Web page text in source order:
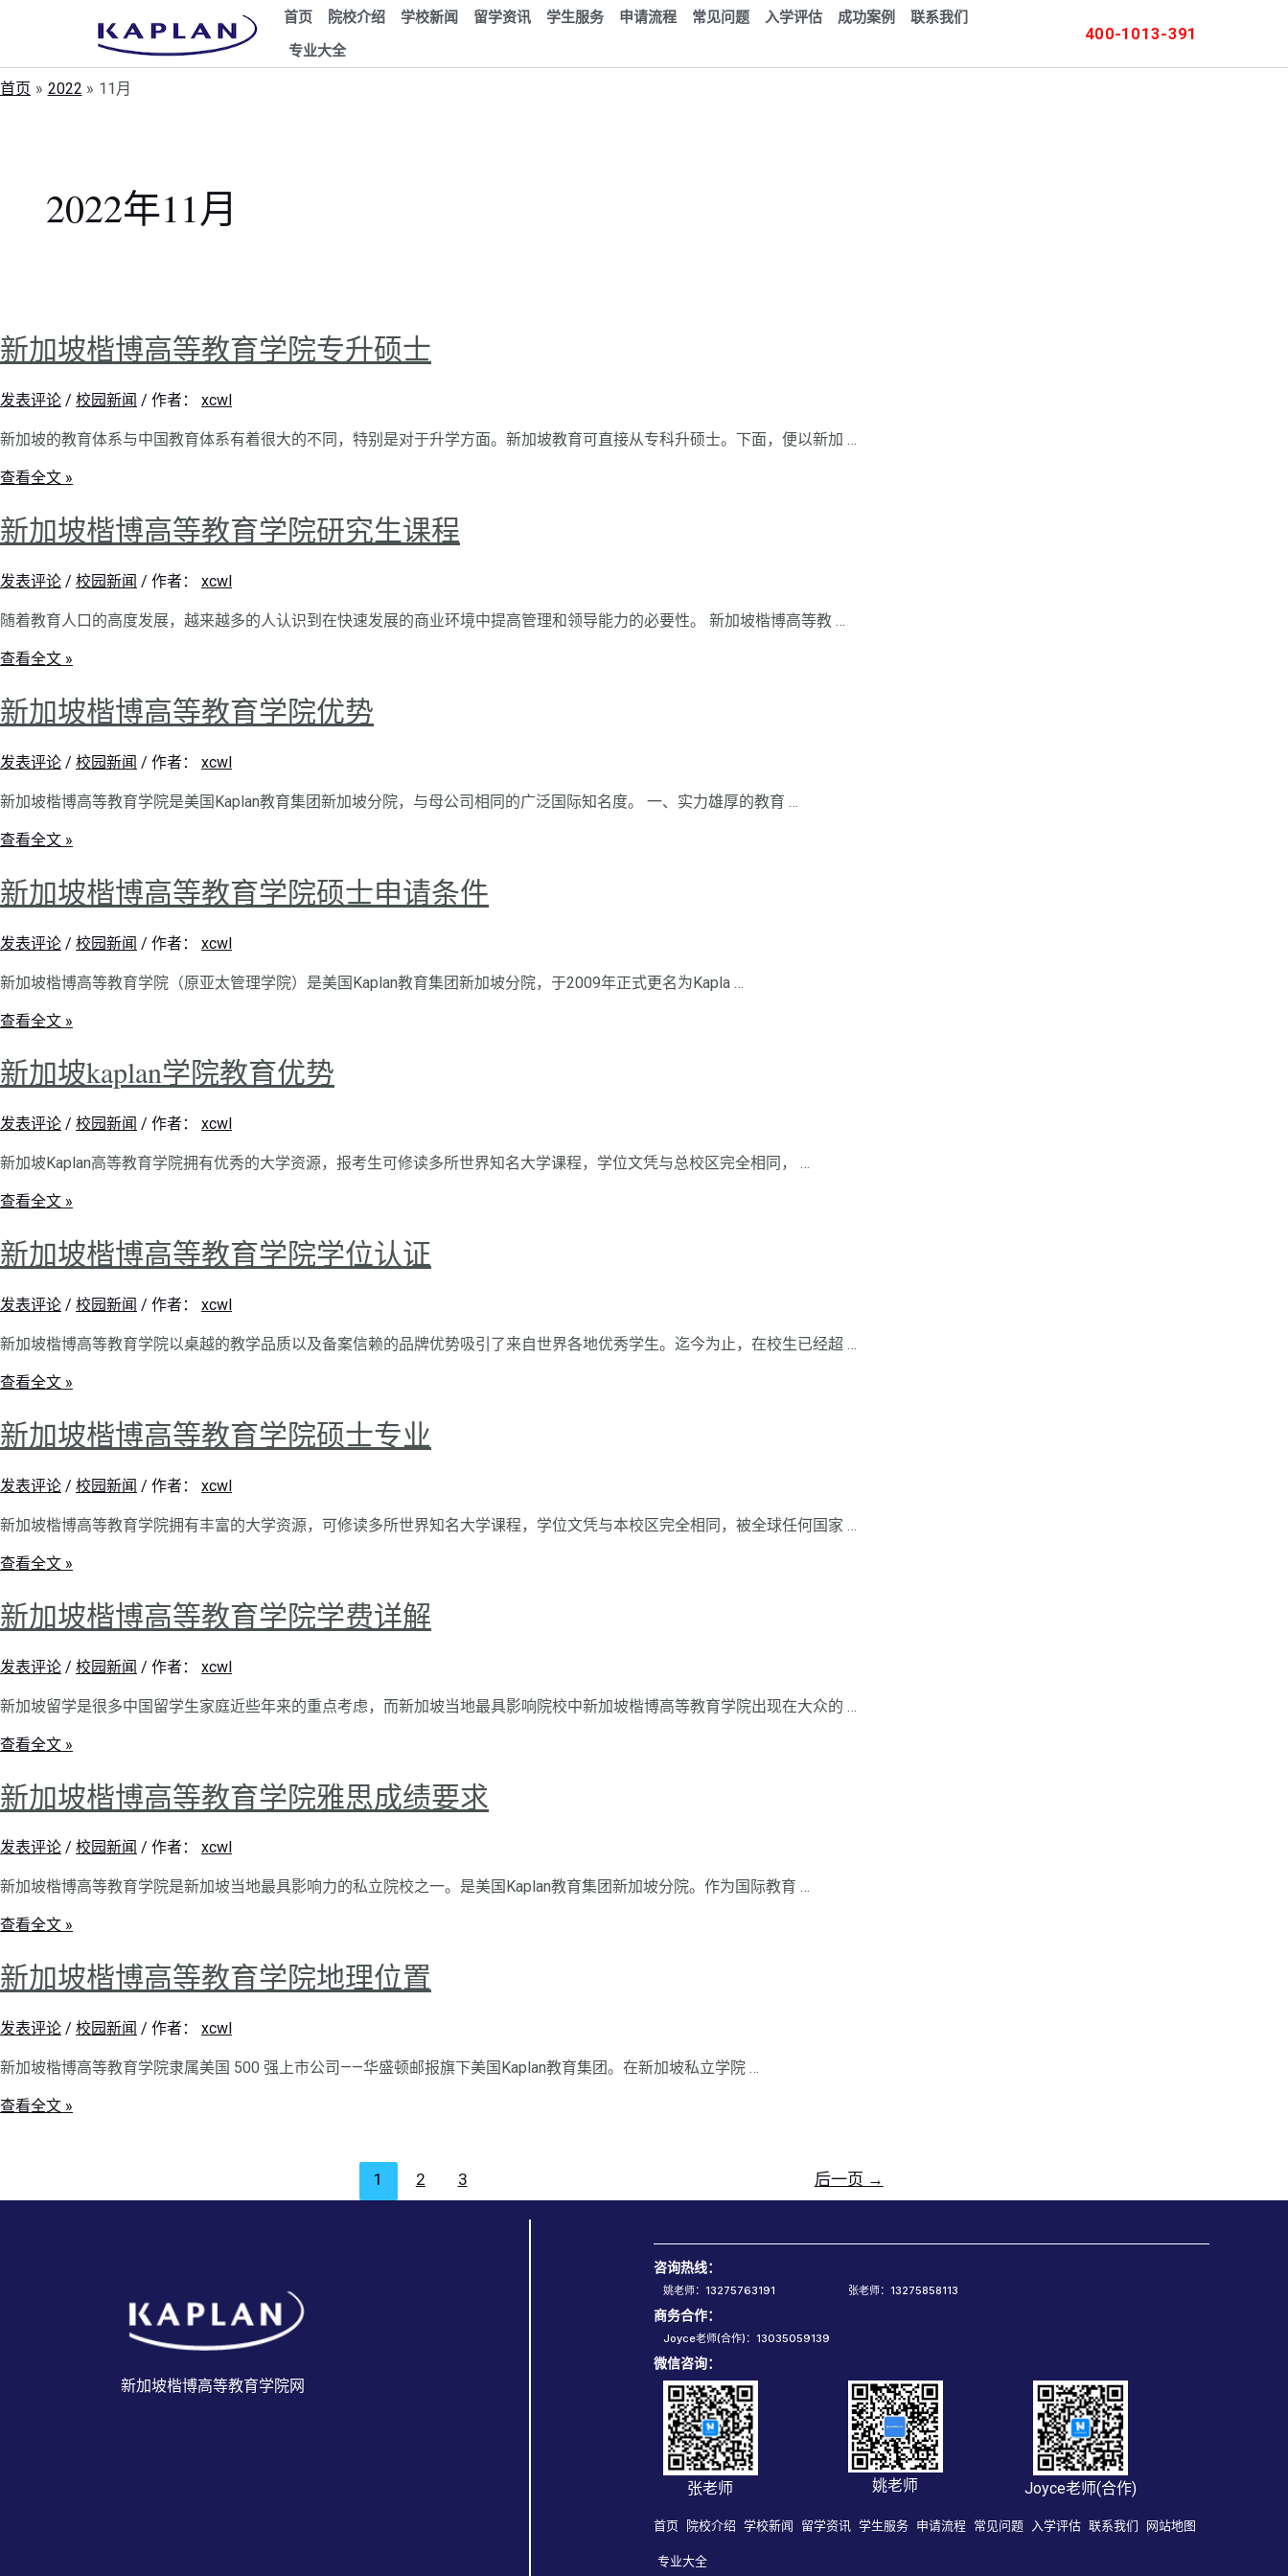
首页 院校介绍 学校新闻 留学资讯 学生服务 申请流程 常见问题 入学评估 成功案例
联系我们
专业大全
400-1013-391
首页 2022 11月
2022年11月
新加坡楷博高等教育学院专升硕士
发表评论 / 校园新闻 / 作者： xcwl
新加坡的教育体系与中国教育体系有着很大的不同，特别是对于升学方面。新加坡教育可直接从专科升硕士。下面，便以新加 …
查看全文 »
新加坡楷博高等教育学院研究生课程
发表评论 / 校园新闻 / 作者： xcwl
随着教育人口的高度发展，越来越多的人认识到在快速发展的商业环境中提高管理和领导能力的必要性。 新加坡楷博高等教 …
查看全文 »
新加坡楷博高等教育学院优势
发表评论 / 校园新闻 / 作者： xcwl
新加坡楷博高等教育学院是美国Kaplan教育集团新加坡分院，与母公司相同的广泛国际知名度。 一、实力雄厚的教育 …
查看全文 »
新加坡楷博高等教育学院硕士申请条件
发表评论 / 校园新闻 / 作者： xcwl
新加坡楷博高等教育学院（原亚太管理学院）是美国Kaplan教育集团新加坡分院，于2009年正式更名为Kapla …
查看全文 »
新加坡kaplan学院教育优势
发表评论 / 校园新闻 / 作者： xcwl
新加坡Kaplan高等教育学院拥有优秀的大学资源，报考生可修读多所世界知名大学课程，学位文凭与总校区完全相同， …
查看全文 »
新加坡楷博高等教育学院学位认证
发表评论 / 校园新闻 / 作者： xcwl
新加坡楷博高等教育学院以桌越的教学品质以及备案信赖的品牌优势吸引了来自世界各地优秀学生。迄今为止，在校生已经超 …
查看全文 »
新加坡楷博高等教育学院硕士专业
发表评论 / 校园新闻 / 作者： xcwl
新加坡楷博高等教育学院拥有丰富的大学资源，可修读多所世界知名大学课程，学位文凭与本校区完全相同，被全球任何国家 …
查看全文 »
新加坡楷博高等教育学院学费详解
发表评论 / 校园新闻 / 作者： xcwl
新加坡留学是很多中国留学生家庭近些年来的重点考虑，而新加坡当地最具影响院校中新加坡楷博高等教育学院出现在大众的 …
查看全文 »
新加坡楷博高等教育学院雅思成绩要求
发表评论 / 校园新闻 / 作者： xcwl
新加坡楷博高等教育学院是新加坡当地最具影响力的私立院校之一。是美国Kaplan教育集团新加坡分院。作为国际教育 …
查看全文 »
新加坡楷博高等教育学院地理位置
发表评论 / 校园新闻 / 作者： xcwl
新加坡楷博高等教育学院隶属美国 500 强上市公司——华盛顿邮报旗下美国Kaplan教育集团。在新加坡私立学院 …
查看全文 »
1 2 3 后一页 →
新加坡楷博高等教育学院网
咨询热线：
姚老师：13275763191 张老师：13275858113
商务合作：
Joyce老师(合作)：13035059139
微信咨询：
张老师 姚老师 Joyce老师(合作)
首页 院校介绍 学校新闻 留学资讯 学生服务 申请流程 常见问题 入学评估 联系我们 网站地图
专业大全